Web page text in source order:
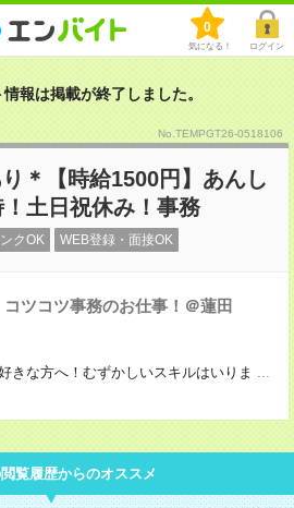
0
気になる！ ログイン
報は掲載が終了しました。
No.TEMPGT26-0518106
＊【時給1500円】あんし
土日祝休み！事務
クOK WEB登録・面接OK
コツコツ事務のお仕事！＠蓮田
きな方へ！むずかしいスキルはいりま ...
覧履歴からのオススメ